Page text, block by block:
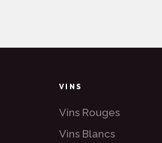
VINS
Vins Rouges
Vins Blancs